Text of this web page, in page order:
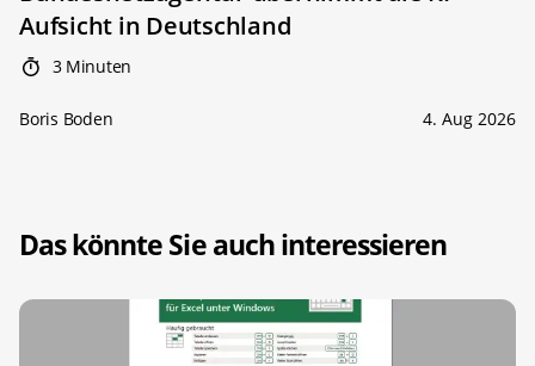
Aufsicht in Deutschland
3 Minuten
Boris Boden 4. Aug 2026
Das könnte Sie auch interessieren